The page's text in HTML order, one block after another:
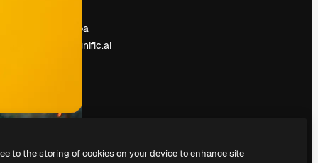
Sala stampa
Cerchi magnific.ai
to the storing of cookies on your device to enhance site